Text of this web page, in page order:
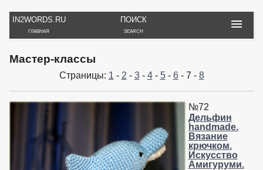
IN2WORDS.RU
ГЛАВНАЯ
ПОИСК
SEARCH
ВЯЗАНИЕ ОБЗОРЫ, ОТЗЫВЫ
ОБОИ
Мастер-классы
Страницы: 1 - 2 - 3- 4- 5- 6- 7 - 8
№72
Дельфин
handmade.
Вязание
крючком.
Искусство
Амигуруми.